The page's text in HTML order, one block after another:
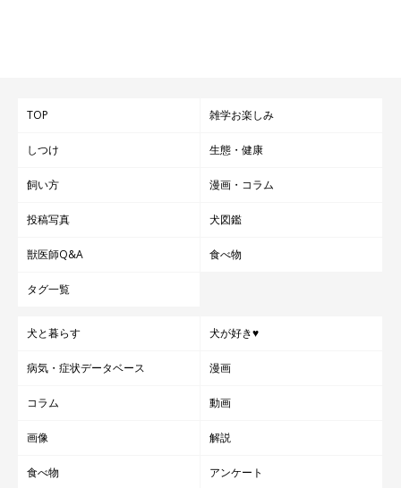
TOP 雑学お楽しみ
しつけ 生態・健康
飼い方 漫画・コラム
投稿写真 犬図鑑
獣医師Q&A 食べ物
タグ一覧
犬と暮らす 犬が好き♥
病気・症状データベース 漫画
コラム 動画
画像 解説
食べ物 アンケート